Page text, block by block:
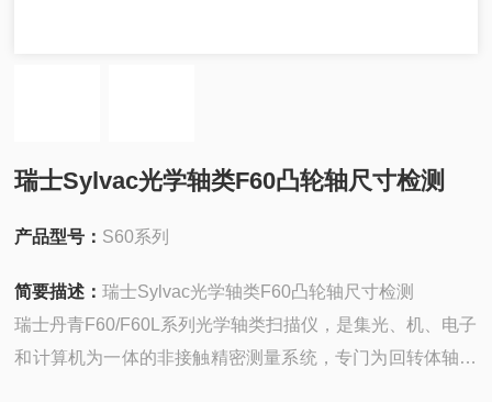
瑞士Sylvac光学轴类F60凸轮轴尺寸检测
产品型号： S60系列
简要描述：瑞士Sylvac光学轴类F60凸轮轴尺寸检测
瑞士丹青F60/F60L系列光学轴类扫描仪，是集光、机、电子
和计算机为一体的非接触精密测量系统，专门为回转体轴类